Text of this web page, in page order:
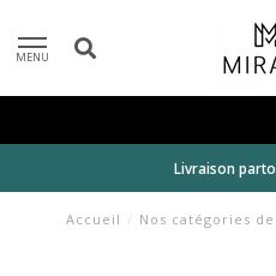
MENU
Livraison
Accueil / Nos catégories